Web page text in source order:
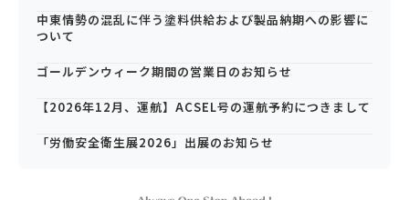
中東情勢の混乱に伴う塗料供給および製品納期への影響に
ついて
ゴールデンウィーク期間の営業日のお知らせ
【2026年12月、運航】ACSEL号の運航予約につきまして
「労働安全衛生展2026」出展のお知らせ